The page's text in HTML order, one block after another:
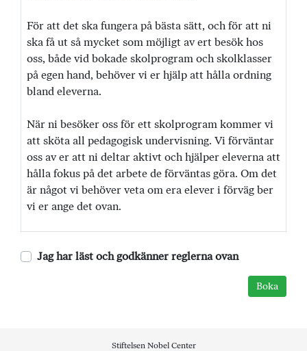
För att det ska fungera på bästa sätt, och för att ni
ska få ut så mycket som möjligt av ert besök hos
oss, både vid bokade skolprogram och skolklasser
på egen hand, behöver vi er hjälp att hålla ordning
bland eleverna.
När ni besöker oss för ett skolprogram kommer vi
att sköta all pedagogisk undervisning. Vi förväntar
oss av er att ni deltar aktivt och hjälper eleverna att
hålla fokus på det arbete de förväntas göra. Om det
är något vi behöver veta om era elever i förväg ber
vi er ange det ovan.
Jag har läst och godkänner reglerna ovan
Stiftelsen Nobel Center